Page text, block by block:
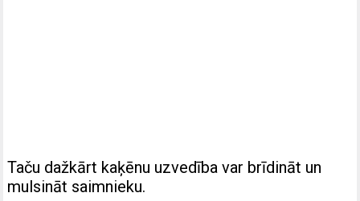
Taču dažkārt kaķēnu uzvedība var brīdināt un
mulsināt saimnieku.